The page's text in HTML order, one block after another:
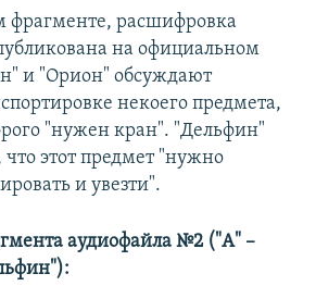
фрагменте, расшифровка
на официальном
и "Орион" обсуждают
некоего предмета,
"нужен кран". "Дельфин"
этот предмет "нужно
и увезти".
аудиофайла №2 ("А" –